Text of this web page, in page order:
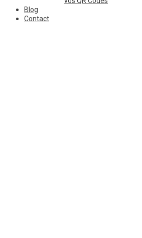
Blog
Contact